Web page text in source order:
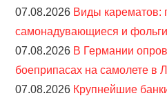
07.08.2026 Виды карематов:
самонадувающиеся и
07.08.2026 В Германии
боеприпасах на самолете в
07.08.2026 Крупнейшие